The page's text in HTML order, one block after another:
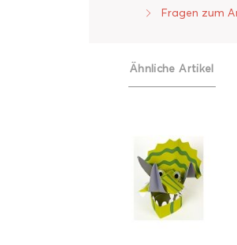
Fragen zum
Ähnliche Artikel